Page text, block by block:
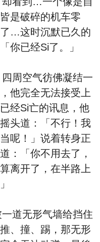
是破碎的机车零
…这时沉默已久的
你已经Si了。」
周空气彷佛凝结一
他完全无法接受上
经Si亡的讯息，他
头道：「不行！我
呢！」说着转身正
：「你不用去了，
离开了，在半路上
道无形气墙给挡住
、撞、踢，那无形